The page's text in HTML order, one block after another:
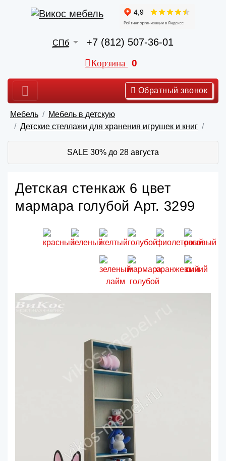
СПб +7 (812) 507-36-01
Корзина 0
Обратный звонок
Мебель
Мебель в детскую
Детские стеллажи для хранения игрушек и книг
SALE 30% до 28 августа
Детская стенкаж 6 цвет
мармара голубой Арт. 3299